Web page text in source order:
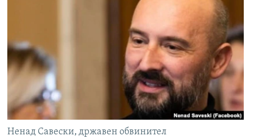
Ненад Савески, државен обвинител